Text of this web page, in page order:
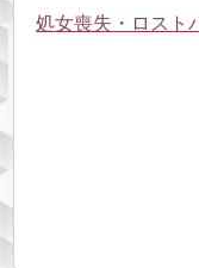
処女喪失・ロスト